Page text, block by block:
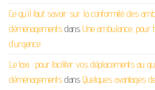
Ce qu'il faut savoir sur la conformité des
déménagements dans Une ambulance, pour
d’urgence
Le taxi : pour faciliter vos déplacements au
déménagements dans Quelques avantages